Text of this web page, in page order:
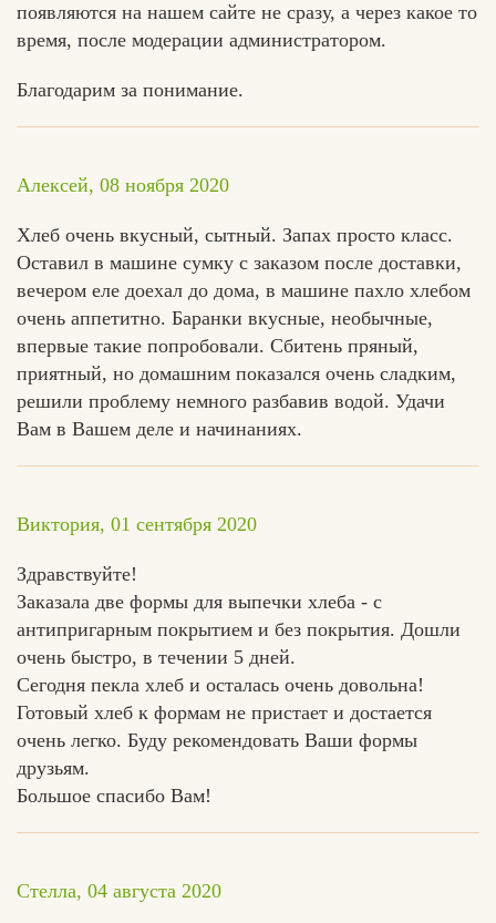
появляются на нашем сайте не сразу, а через какое то
время, после модерации администратором.
Благодарим за понимание.
Алексей, 08 ноября 2020
Хлеб очень вкусный, сытный. Запах просто класс.
Оставил в машине сумку с заказом после доставки,
вечером еле доехал до дома, в машине пахло хлебом
очень аппетитно. Баранки вкусные, необычные,
впервые такие попробовали. Сбитень пряный,
приятный, но домашним показался очень сладким,
решили проблему немного разбавив водой. Удачи
Вам в Вашем деле и начинаниях.
Виктория, 01 сентября 2020
Здравствуйте!
Заказала две формы для выпечки хлеба - с
антипригарным покрытием и без покрытия. Дошли
очень быстро, в течении 5 дней.
Сегодня пекла хлеб и осталась очень довольна!
Готовый хлеб к формам не пристает и достается
очень легко. Буду рекомендовать Ваши формы
друзьям.
Большое спасибо Вам!
Стелла, 04 августа 2020